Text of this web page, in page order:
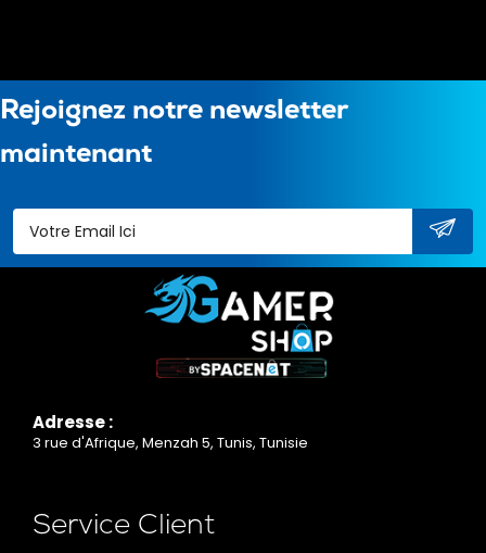
Rejoignez notre newsletter
maintenant
Adresse :
3 rue d'Afrique, Menzah 5, Tunis, Tunisie
Service Client